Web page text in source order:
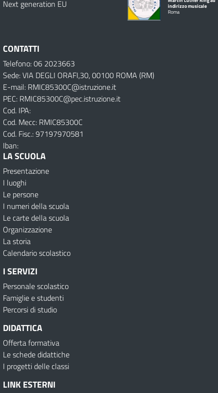
indirizzo musicale
Roma
CONTATTI
Telefono: 06 2023663
Sede: VIA DEGLI ORAFI,30, 00100 ROMA (RM)
E-mail: RMIC85300C@istruzione.it
PEC: RMIC85300C@pec.istruzione.it
Cod. IPA:
Cod. Mecc: RMIC85300C
Cod. Fisc.: 97197970581
Iban:
LA SCUOLA
Presentazione
I luoghi
Le persone
I numeri della scuola
Le carte della scuola
Organizzazione
La storia
Calendario scolastico
I SERVIZI
Personale scolastico
Famiglie e studenti
Percorsi di studio
DIDATTICA
Offerta formativa
Le schede didattiche
I progetti delle classi
LINK ESTERNI